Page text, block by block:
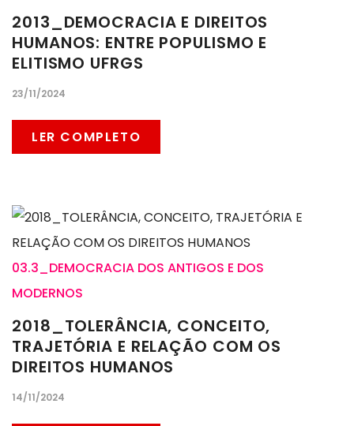
2013_DEMOCRACIA E DIREITOS
HUMANOS: ENTRE POPULISMO E
ELITISMO UFRGS
23/11/2024
LER COMPLETO
03.3_DEMOCRACIA DOS ANTIGOS E DOS
MODERNOS
2018_TOLERÂNCIA, CONCEITO,
TRAJETÓRIA E RELAÇÃO COM OS
DIREITOS HUMANOS
14/11/2024